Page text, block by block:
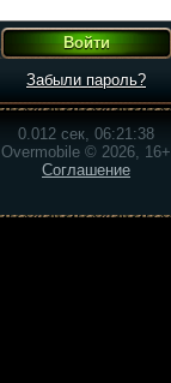
Забыли пароль?
0.012 сек, 06:21:38
Overmobile © 2026, 16+
Соглашение